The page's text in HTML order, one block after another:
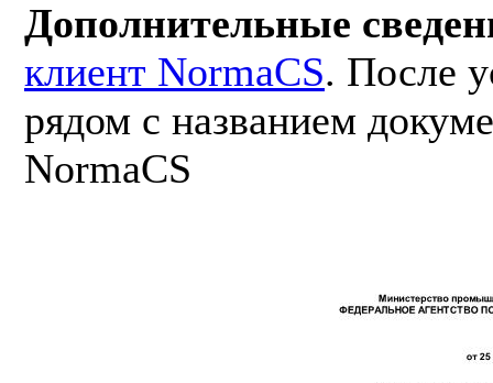
Дополнительные
клиент NormaCS. После
рядом с названием
NormaCS